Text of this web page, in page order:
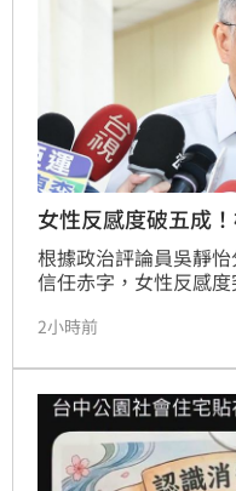
女性反感度破五成
根據政治評論員吳靜
信任赤字，女性反感
另一方面，賴清德總統
泰則面臨「男性失溫
專家指出，執政團隊
中壯年男性在職涯、
決政策資源分配失衡
閣當前最迫切的政治
2小時前